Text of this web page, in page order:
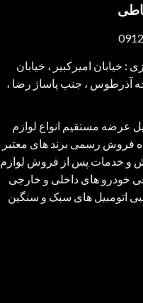
: خیابان امیرکبیر ، خیابان
آذرطوس ، جنب پاساژ رضا ،
عرضه مستقیم انواع لوازم
فروش رسمی برند های معتبر
و خدمات پس از فروش لوازم
خودرو های داخلی و خارجی
اتومبیل های سبک و سنگین